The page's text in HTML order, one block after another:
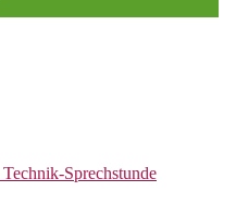
Sprechstunde